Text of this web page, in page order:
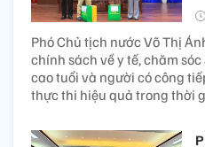
Phó Chủ tịch nước Võ Thị
chính sách về y tế, chăm
cao tuổi và người có công
thực thi hiệu quả trong thời